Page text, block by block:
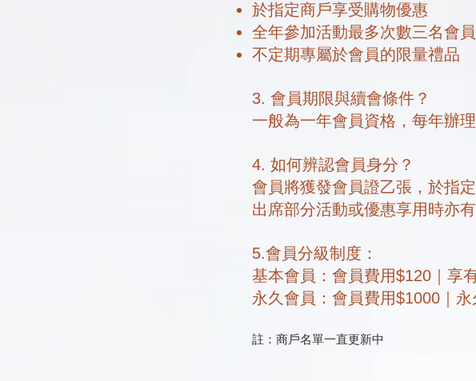
於指定商戶享受購物優惠
全年參加活動最多次數三名會
不定期專屬於會員的限量禮品
3. 會員期限與續會條件？
一般為一年會員資格，每年辦
4. 如何辨認會員身分？
會員將獲發會員證乙張， 於指
出席部分活動或優惠享用時亦
5.會員分級制度：
基本會員：會員費用$120｜享
永久會員：會員費用$1000｜
註：商戶名單一直更新中